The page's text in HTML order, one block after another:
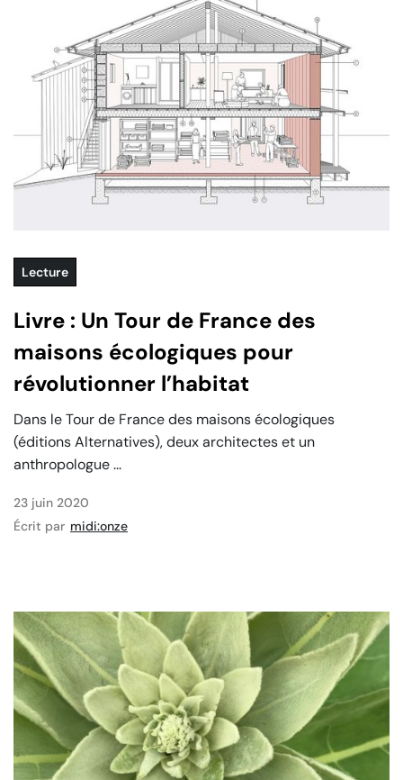
Lecture
Livre : Un Tour de France des
maisons écologiques pour
révolutionner l’habitat
Dans le Tour de France des maisons écologiques
(éditions Alternatives), deux architectes et un
anthropologue ...
23 juin 2020
Écrit par midi:onze